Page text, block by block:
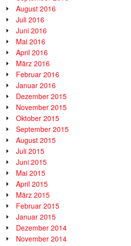
August 2016
Juli 2016
Juni 2016
Mai 2016
April 2016
März 2016
Februar 2016
Januar 2016
Dezember 2015
November 2015
Oktober 2015
September 2015
August 2015
Juli 2015
Juni 2015
Mai 2015
April 2015
März 2015
Februar 2015
Januar 2015
Dezember 2014
November 2014